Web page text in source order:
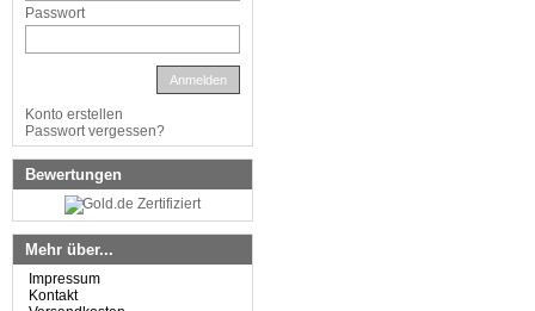
Passwort
Anmelden
Konto erstellen
Passwort vergessen?
Bewertungen
Mehr über...
Impressum
Kontakt